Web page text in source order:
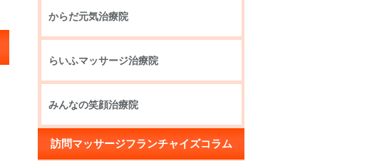
からだ元気治療院
らいふマッサージ治療院
みんなの笑顔治療院
訪問マッサージフランチャイズコラム